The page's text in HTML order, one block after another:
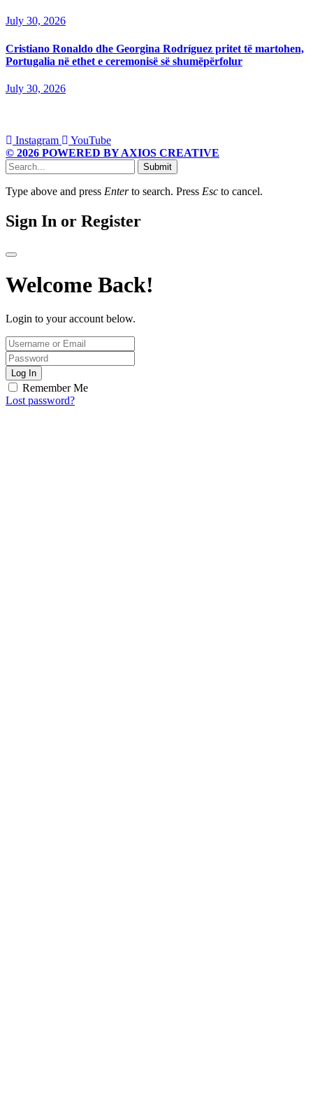
July 30, 2026
Cristiano Ronaldo dhe Georgina Rodríguez pritet të martohen,
Portugalia në ethet e ceremonisë së shumëpërfolur
July 30, 2026
Instagram
YouTube
© 2026 POWERED BY AXIOS CREATIVE
Submit
Type above and press Enterto search. Press Esc to cancel.
Sign In or Register
Welcome Back!
Login to your account below.
Log In
Remember Me
Lost password?